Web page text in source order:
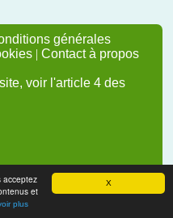
X
acceptez
et
plus
générales
| Contact à propos
voir l'article 4 des